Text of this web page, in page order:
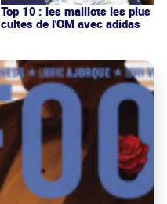
Top 10 : les maillots les plus
cultes de l'OM avec adidas